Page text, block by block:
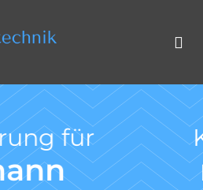
Untersuchung
1986-30